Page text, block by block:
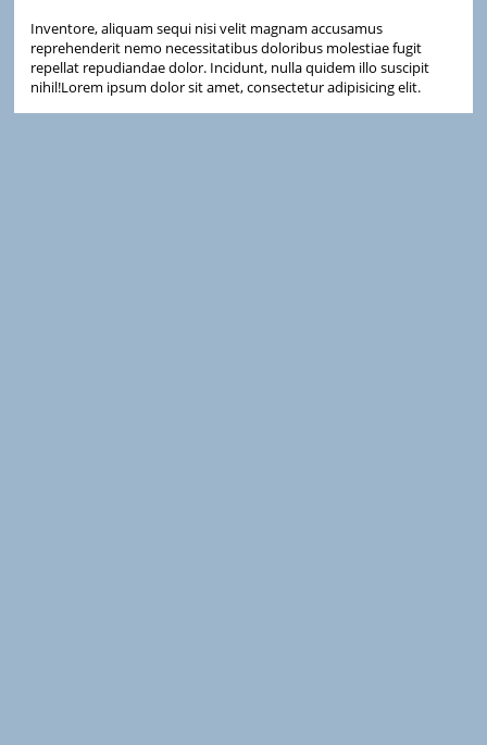
Inventore, aliquam sequi nisi velit magnam accusamus
reprehenderit nemo necessitatibus doloribus molestiae fugit
repellat repudiandae dolor. Incidunt, nulla quidem illo suscipit
nihil!Lorem ipsum dolor sit amet, consectetur adipisicing elit.